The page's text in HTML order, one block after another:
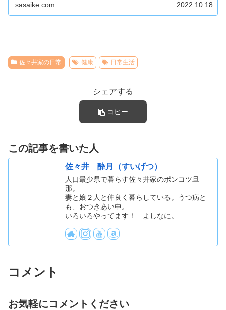
sasaike.com 2022.10.18
佐々井家の日常 健康 日常生活
シェアする
コピー
この記事を書いた人
佐々井 酔月（すいげつ）
人口最少県で暮らす佐々井家のポンコツ旦
那。
妻と娘２人と仲良く暮らしている。うつ病と
も、おつきあい中。
いろいろやってます！ よしなに。
コメント
お気軽にコメントください